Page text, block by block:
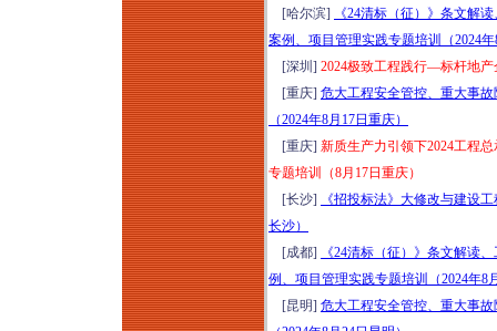
[哈尔滨]
《24清标（征）》条文解
案例、项目管理实践专题培训（2024
[深圳] 2024极致工程践行—标杆地
[重庆] 危大工程安全管控、重大事
（2024年8月17日重庆）
[重庆] 新质生产力引领下2024工程
专题培训（8月17日重庆）
[长沙]
《招投标法》大修改与建设
长沙）
[成都]
《24清标（征）》条文解读
例、项目管理实践专题培训（2024年8
[昆明] 危大工程安全管控、重大事